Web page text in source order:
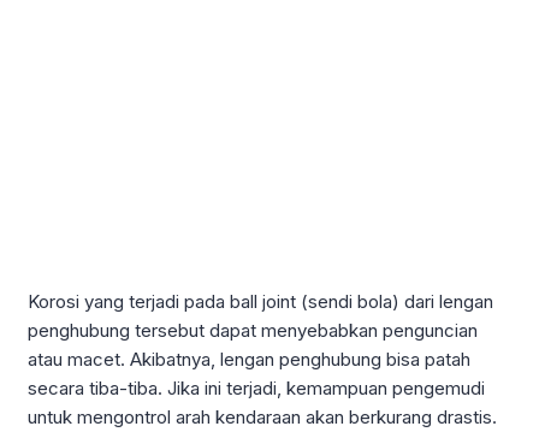
Korosi yang terjadi pada ball joint (sendi bola) dari lengan
penghubung tersebut dapat menyebabkan penguncian
atau macet. Akibatnya, lengan penghubung bisa patah
secara tiba-tiba. Jika ini terjadi, kemampuan pengemudi
untuk mengontrol arah kendaraan akan berkurang drastis.